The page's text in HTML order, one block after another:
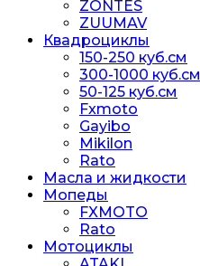
ZONTES
ZUUMAV
Квадроциклы
150-250 куб.см
300-1000 куб.см
50-125 куб.см
Fxmoto
Gayibo
Mikilon
Rato
Масла и жидкости
Мопеды
FXMOTO
Rato
Мотоциклы